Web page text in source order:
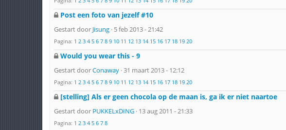
Post een foto van jezelf #10
Gestart door Jisung · 5 feb 2013 - 21:42
Pagina: 1 2 3 4 5 6 7 8 9 10 11 12 13 14 15 16 17 18 19 20
Would you wear this - 9
Gestart doorConaway · 31 maart 2013 - 12:12
Pagina: 1 2 3 4 5 6 7 8 9 10 11 12 13 14 15 16 17 18 19 20
[stelling] Als er geen chocola op de maan is, ga ik er niet naartoe
Gestart door PUKKELxDING · 13 aug 2011 - 21:33
Pagina: 1 2 3 4 5 6 7 8